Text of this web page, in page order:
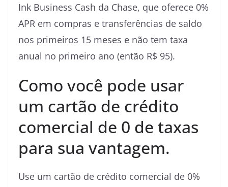
Ink Business Cash da Chase, que oferece 0%
APR em compras e transferências de saldo
nos primeiros 15 meses e não tem taxa
anual no primeiro ano (então R$ 95).
Como você pode usar
um cartão de crédito
comercial de 0 de taxas
para sua vantagem.
Use um cartão de crédito comercial de 0%